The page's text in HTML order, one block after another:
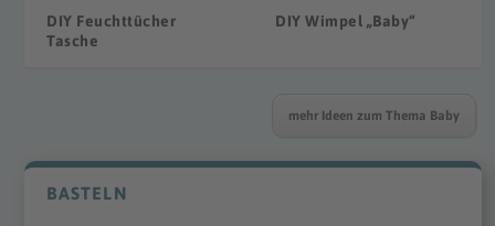
DIY Feuchttücher
Tasche
DIY Wimpel „Baby“
mehr Ideen zum Thema Baby
BASTELN